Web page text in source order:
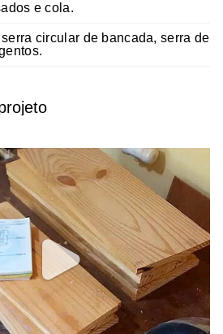
e cola.
circular de bancada, serra de